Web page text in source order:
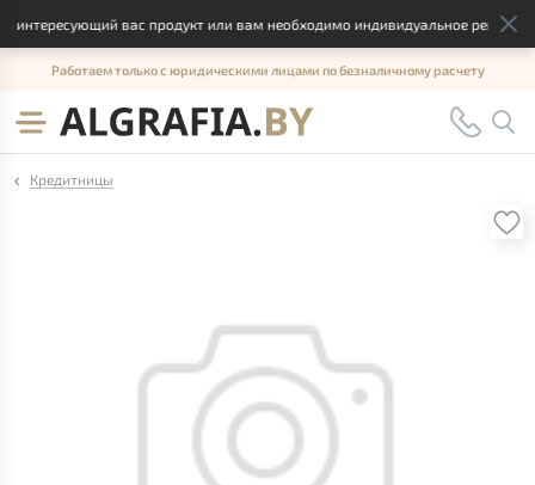
вас продукт или вам необходимо индивидуальное решение,
Работаем только с юридическими лицами по безналичному расчету
Кредитницы